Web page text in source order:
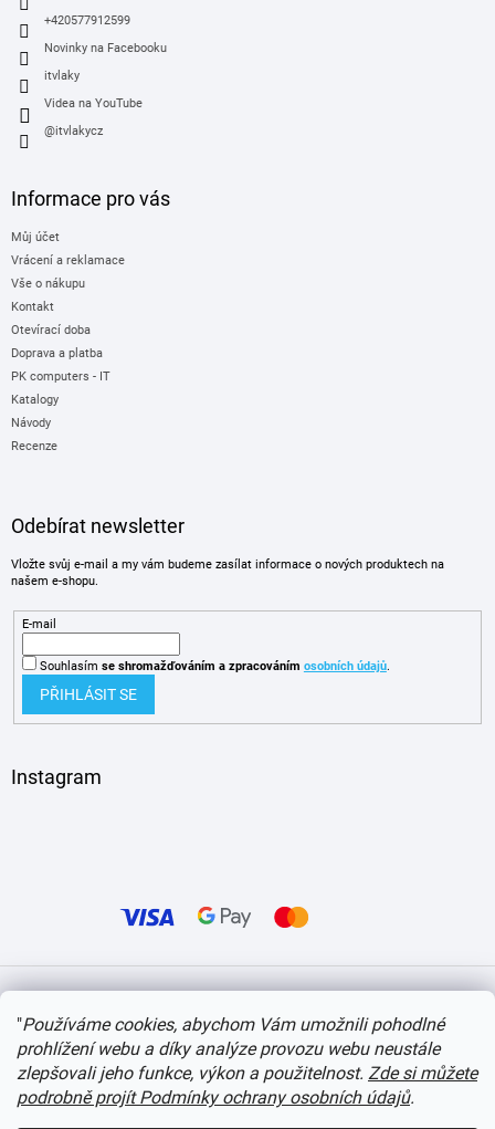
"Používáme cookies, abychom Vám umožnili pohodlné
prohlížení webu a díky analýze provozu webu neustále
zlepšovali jeho funkce, výkon a použitelnost. Zde si můžete
podrobně projít Podmínky ochrany osobních údajů.
+420577912599
Novinky na Facebooku
itvlaky
Videa na YouTube
@itvlakycz
Informace pro vás
Můj účet
Vrácení a reklamace
Vše o nákupu
Kontakt
Otevírací doba
Doprava a platba
PK computers - IT
Katalogy
Návody
Recenze
Odebírat newsletter
Vložte svůj e-mail a my vám budeme zasílat informace o nových produktech na
našem e-shopu.
E-mail
Souhlasím se shromažďováním a zpracováním osobních údajů.
PŘIHLÁSIT SE
Instagram
Copyright 2026itvlaky.cz . Všechna práva vyhrazena. Upravit nastavení cookies